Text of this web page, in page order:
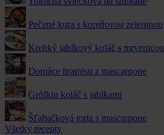
Pečené kura s koreňovou zeleninou
Krehký jablkový koláč s mrvenicou
Domáce tiramisu z mascarpone
Grófkin koláč s jablkami
Šľahačková torta s mascarpone
Všetky recepty